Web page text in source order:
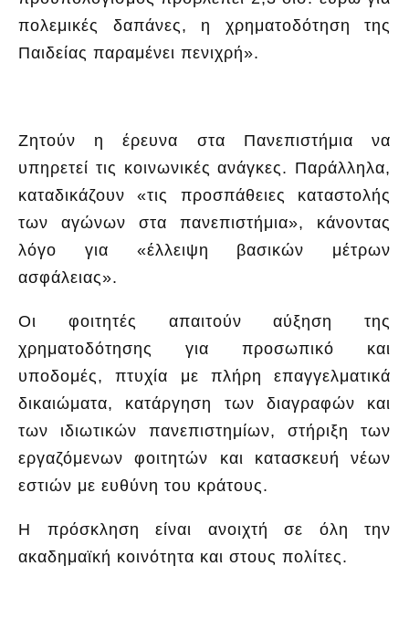
πολεμικές δαπάνες, η χρηματοδότηση της
Παιδείας παραμένει πενιχρή».
Ζητούν η έρευνα στα Πανεπιστήμια να
υπηρετεί τις κοινωνικές ανάγκες. Παράλληλα,
καταδικάζουν «τις προσπάθειες καταστολής
των αγώνων στα πανεπιστήμια», κάνοντας
λόγο για «έλλειψη βασικών μέτρων
ασφάλειας».
Οι φοιτητές απαιτούν αύξηση της
χρηματοδότησης για προσωπικό και
υποδομές, πτυχία με πλήρη επαγγελματικά
δικαιώματα, κατάργηση των διαγραφών και
των ιδιωτικών πανεπιστημίων, στήριξη των
εργαζόμενων φοιτητών και κατασκευή νέων
εστιών με ευθύνη του κράτους.
Η πρόσκληση είναι ανοιχτή σε όλη την
ακαδημαϊκή κοινότητα και στους πολίτες.